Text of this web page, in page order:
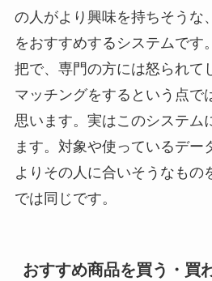
の人がより興味を持ちそうな
をおすすめするシステムです
把で、専門の方には怒られて
マッチングをするという点で
思います。実はこのシステム
ます。対象や使っているデー
よりその人に合いそうなもの
では同じです。
おすすめ商品を買う・買